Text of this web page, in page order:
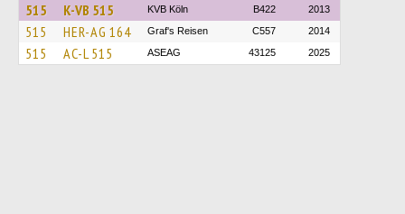
515 K-VB 515 KVB Köln B422 2013
515 HER-AG 164 Graf's Reisen C557 2014
515 AC-L 515 ASEAG 43125 2025